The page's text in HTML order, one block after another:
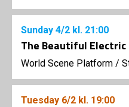
Sunday 4/2 kl. 21:00
The Beautiful Electric
World Scene Platform /
Tuesday 6/2 kl. 19:00